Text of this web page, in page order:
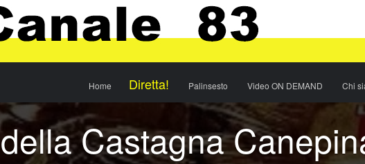
Home Diretta! Palinsesto Video ON DEMAND Chi
Castagna